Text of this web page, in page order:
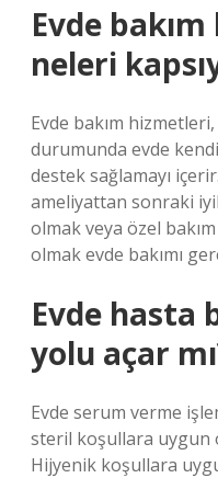
Evde
neleri
Evde bakım
durumunda evde
destek sağlamayı
ameliyattan sonraki
olmak veya özel
olmak evde bakımı
Evde hasta
yolu açar
Evde serum verme
steril koşullara uygun
Hijyenik koşullara